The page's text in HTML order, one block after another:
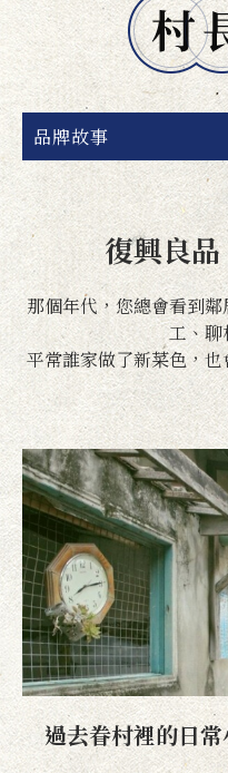
品牌故事
復興良
那個年代，您總會看到
工、聊
平常誰家做了新菜色，
過去眷村裡的日